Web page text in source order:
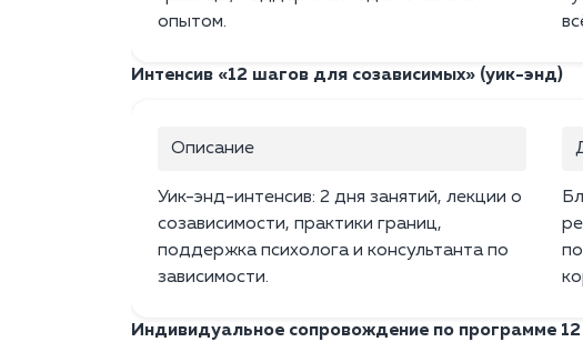
опытом.
Интенсив «12 шагов для созависимых» (уик-энд)
Описание
Уик-энд-интенсив: 2 дня занятий, лекции о
созависимости, практики границ,
поддержка психолога и консультанта по
зависимости.
Индивидуальное сопровождение по программе